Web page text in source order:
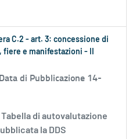
C.2 - art. 3: concessione di
e manifestazioni - II
Data di Pubblicazione 14-
di autovalutazione
la DDS